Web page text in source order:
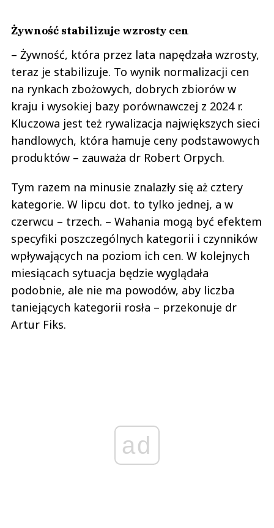
Żywność stabilizuje wzrosty cen
– Żywność, która przez lata napędzała wzrosty,
teraz je stabilizuje. To wynik normalizacji cen
na rynkach zbożowych, dobrych zbiorów w
kraju i wysokiej bazy porównawczej z 2024 r.
Kluczowa jest też rywalizacja największych sieci
handlowych, która hamuje ceny podstawowych
produktów – zauważa dr Robert Orpych.
Tym razem na minusie znalazły się aż cztery
kategorie. W lipcu dot. to tylko jednej, a w
czerwcu – trzech. – Wahania mogą być efektem
specyfiki poszczególnych kategorii i czynników
wpływających na poziom ich cen. W kolejnych
miesiącach sytuacja będzie wyglądała
podobnie, ale nie ma powodów, aby liczba
taniejących kategorii rosła – przekonuje dr
Artur Fiks.
ad